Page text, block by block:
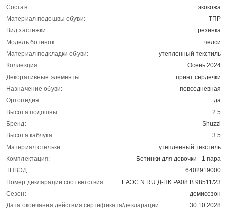
Состав:
экокожа
Материал подошвы обуви:
ТПР
Вид застежки:
резинка
Модель ботинок:
челси
Материал подкладки обуви:
утепленный текстиль
Коллекция:
Осень 2024
Декоративные элементы:
принт сердечки
Назначение обуви:
повседневная
Ортопедия:
да
Высота подошвы:
2.5
Бренд:
Shuzzi
Высота каблука:
3.5
Материал стельки:
утепленный текстиль
Комплектация:
Ботинки для девочки - 1 пара
ТНВЭД:
6402919000
Номер декларации соответствия:
ЕАЭС N RU Д-HK.РА08.В.98511/23
Сезон:
демисезон
Дата окончания действия сертификата/декларации:
30.10.2028